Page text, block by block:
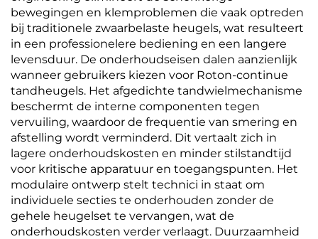
bewegingen en klemproblemen die vaak optreden
bij traditionele zwaarbelaste heugels, wat resulteert
in een professionelere bediening en een langere
levensduur. De onderhoudseisen dalen aanzienlijk
wanneer gebruikers kiezen voor Roton-continue
tandheugels. Het afgedichte tandwielmechanisme
beschermt de interne componenten tegen
vervuiling, waardoor de frequentie van smering en
afstelling wordt verminderd. Dit vertaalt zich in
lagere onderhoudskosten en minder stilstandtijd
voor kritische apparatuur en toegangspunten. Het
modulaire ontwerp stelt technici in staat om
individuele secties te onderhouden zonder de
gehele heugelset te vervangen, wat de
onderhoudskosten verder verlaagt. Duurzaamheid